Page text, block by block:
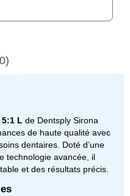
5:1 L de Dentsply Sirona
de haute qualité avec
dentaires. Doté d’une
technologie avancée, il
et des résultats précis.